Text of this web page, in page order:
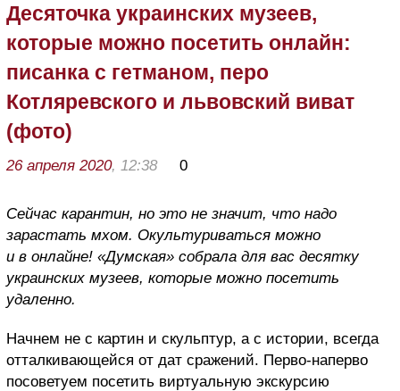
Десяточка украинских музеев,
которые можно посетить онлайн:
писанка с гетманом, перо
Котляревского и львовский виват
(фото)
26 апреля 2020, 12:38 0
Сейчас карантин, но это не значит, что надо
зарастать мхом. Окультуриваться можно
и в онлайне! «Думская» собрала для вас десятку
украинских музеев, которые можно посетить
удаленно.
Начнем не с картин и скульптур, а с истории, всегда
отталкивающейся от дат сражений. Перво-наперво
посоветуем посетить виртуальную экскурсию